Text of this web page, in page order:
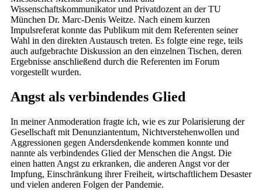
Wissenschaftskommunikator und Privatdozent an der TU
München Dr. Marc-Denis Weitze. Nach einem kurzen
Impulsreferat konnte das Publikum mit dem Referenten seiner
Wahl in den direkten Austausch treten. Es folgte eine rege, teils
auch aufgebrachte Diskussion an den einzelnen Tischen, deren
Ergebnisse anschließend durch die Referenten im Forum
vorgestellt wurden.
Angst als verbindendes Glied
In meiner Anmoderation fragte ich, wie es zur Polarisierung der
Gesellschaft mit Denunziantentum, Nichtverstehenwollen und
Aggressionen gegen Andersdenkende kommen konnte und
nannte als verbindendes Glied der Menschen die Angst. Die
einen hatten Angst zu erkranken, die anderen Angst vor der
Impfung, Einschränkung ihrer Freiheit, wirtschaftlichem Desaster
und vielen anderen Folgen der Pandemie.